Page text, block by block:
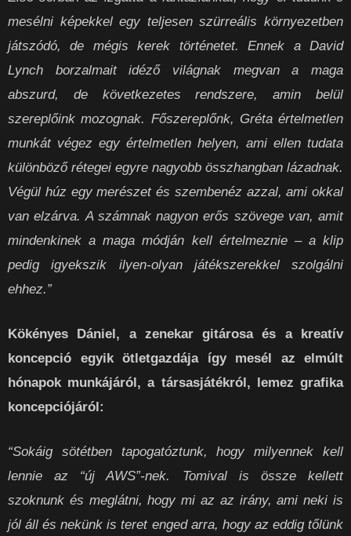
mesélni képekkel egy teljesen szürreális környezetben
játszódó, de mégis kerek történetet. Ennek a David
Lynch borzalmait idéző világnak megvan a maga
abszurd, de következetes rendszere, amin belül
szereplőink mozognak. Főszereplőnk, Gréta értelmetlen
munkát végez egy értelmetlen helyen, ami ellen tudata
különböző rétegei egyre nagyobb összhangban lázadnak.
Végül húz egy merészet és szembenéz azzal, ami okkal
van elzárva. A számnak nagyon erős szövege van, amit
mindenkinek a maga módján kell értelmeznie – a klip
pedig igyekszik ilyen-olyan játékszerekkel szolgálni
ehhez.”
Kökényes Dániel, a zenekar gitárosa és a kreatív
koncepció egyik ötletgazdája így mesél az elmúlt
hónapok munkájáról, a társasjátékról, lemez grafika
koncepciójáról:
“Sokáig sötétben tapogatóztunk, hogy milyennek kell
lennie az “új AWS”-nek. Tomival is össze kellett
szoknunk és meglátni, hogy mi az az irány, ami neki is
jól áll és nekünk is teret enged arra, hogy az eddig tőlünk